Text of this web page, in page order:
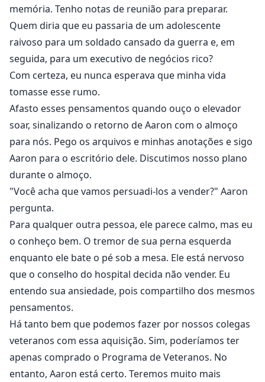
memória. Tenho notas de reunião para preparar.
Quem diria que eu passaria de um adolescente
raivoso para um soldado cansado da guerra e, em
seguida, para um executivo de negócios rico?
Com certeza, eu nunca esperava que minha vida
tomasse esse rumo.
Afasto esses pensamentos quando ouço o elevador
soar, sinalizando o retorno de Aaron com o almoço
para nós. Pego os arquivos e minhas anotações e sigo
Aaron para o escritório dele. Discutimos nosso plano
durante o almoço.
"Você acha que vamos persuadi-los a vender?" Aaron
pergunta.
Para qualquer outra pessoa, ele parece calmo, mas eu
o conheço bem. O tremor de sua perna esquerda
enquanto ele bate o pé sob a mesa. Ele está nervoso
que o conselho do hospital decida não vender. Eu
entendo sua ansiedade, pois compartilho dos mesmos
pensamentos.
Há tanto bem que podemos fazer por nossos colegas
veteranos com essa aquisição. Sim, poderíamos ter
apenas comprado o Programa de Veteranos. No
entanto, Aaron está certo. Teremos muito mais